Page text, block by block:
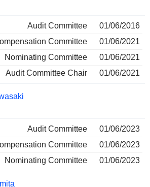
Audit Committee
01/06/2016
Committee
01/06/2021
Nominating Committee
01/06/2021
Audit Committee Chair
01/06/2021
Audit Committee
01/06/2023
Committee
01/06/2023
Nominating Committee
01/06/2023